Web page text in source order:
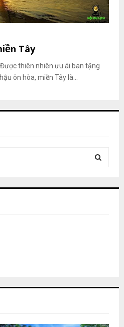
Tây
thiên nhiên ưu ái ban tặng
ôn hòa, miền Tây là...